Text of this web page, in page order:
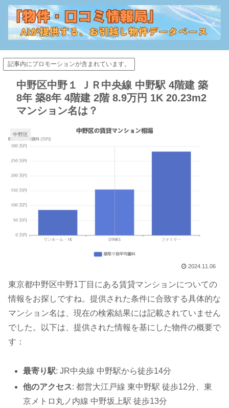
記事内にプロモーションが含まれています。
中野区中野１ ＪＲ中央線 中野駅 4階建 築
8年 築8年 4階建 2階 8.9万円 1K 20.23m2
マンション名は？
中野区
2024.11.06
東京都中野区中野1丁目にある賃貸マンションについての
情報をお探しですね。提供された条件に合致する具体的な
マンション名は、現在の検索結果には記載されていません
でした。以下は、提供された情報を基にした物件の概要で
す：
最寄り駅: JR中央線 中野駅から徒歩14分
他のアクセス: 都営大江戸線 東中野駅 徒歩12分、東
京メトロ丸ノ内線 中野坂上駅 徒歩13分